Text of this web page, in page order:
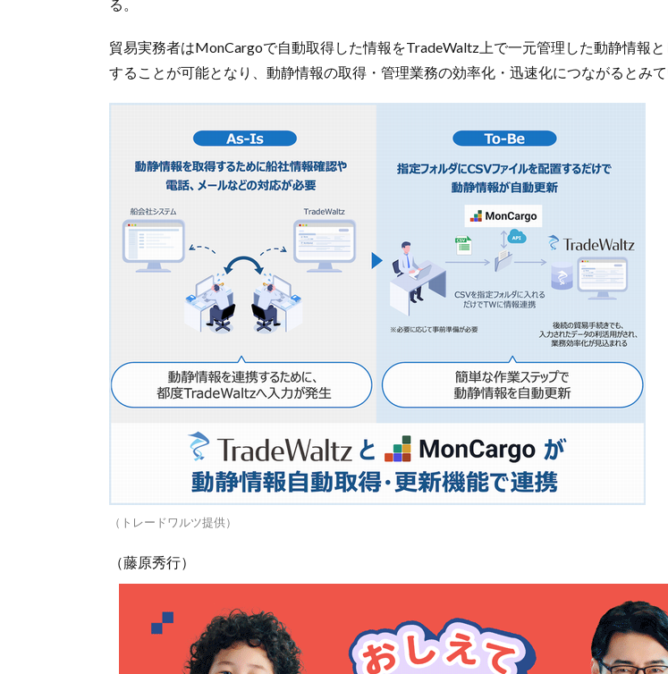
る。
貿易実務者はMonCargoで自動取得した情報をTradeWaltz上で一元管理した動静情報
することが可能となり、動静情報の取得・管理業務の効率化・迅速化につながるとみて
（トレードワルツ提供）
（藤原秀行）